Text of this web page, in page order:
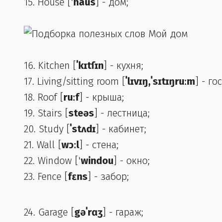
16. Kitchen [ ˈkɪtſɪn ] - кухня;
17. Living/sitting room [ ˈlɪvɪŋ,ˈsɪtɪŋruːm ] -
18. Roof [ ruːf] - крыша;
19. Stairs [ steəs ] - лестница;
20. Study [ ˈstʌdɪ ] - кабинет;
21. Wall [ wɔːl ] - стена;
22. Window ['windou ] - окно;
23. Fence [ fɛns ] - забор;
24. Garage [ gəˈrɑʒ ] - гараж;